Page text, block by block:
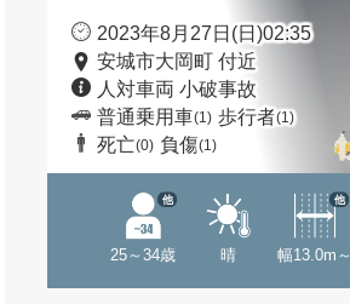
2023年8月27日(日)02:35
安城市大岡町 付近
人対車両 小破事故
普通乗用車(1) 歩行者(1)
死亡(0) 負傷(1)
25～34歳
他
晴 幅13.0m～
他